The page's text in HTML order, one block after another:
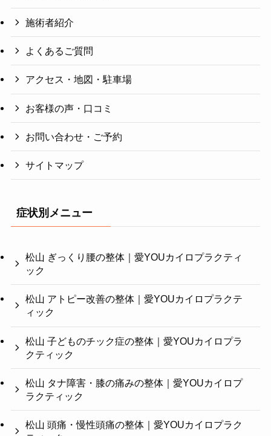
施術者紹介
よくあるご質問
アクセス・地図・駐車場
お客様の声・口コミ
お問い合わせ・ご予約
サイトマップ
症状別メニュー
松山 ぎっくり腰の整体｜愛YOUカイロプラクティ
ック
松山 アトピー改善の整体｜愛YOUカイロプラクテ
ィック
松山 子どものチック症の整体｜愛YOUカイロプラ
クティック
松山 タナ障害・膝の痛みの整体｜愛YOUカイロプ
ラクティック
松山 頭痛・慢性頭痛の整体｜愛YOUカイロプラク